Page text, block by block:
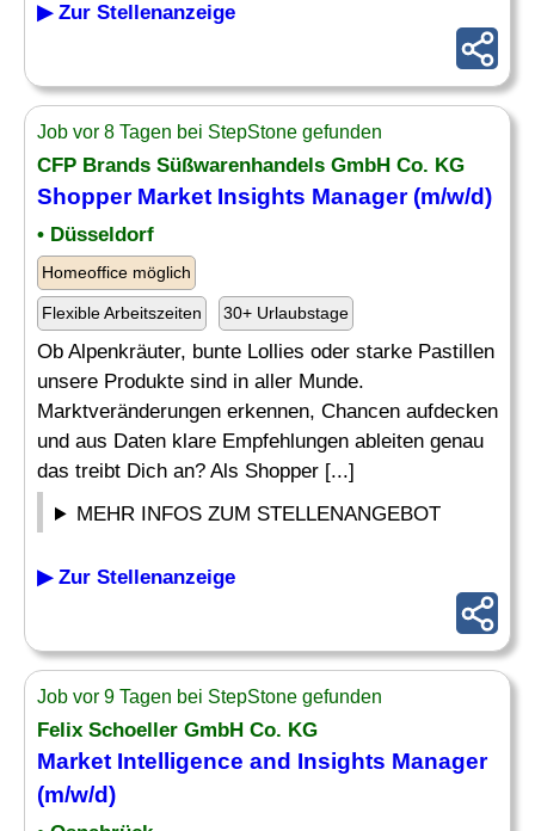
▶ Zur Stellenanzeige
Job vor 8 Tagen bei StepStone gefunden
CFP Brands Süßwarenhandels GmbH Co. KG
Shopper Market Insights Manager(m/w/d)
• Düsseldorf
Homeoffice möglich
Flexible Arbeitszeiten 30+ Urlaubstage
Ob Alpenkräuter, bunte Lollies oder starke Pastillen
unsere Produkte sind in aller Munde.
Marktveränderungen erkennen, Chancen aufdecken
und aus Daten klare Empfehlungen ableiten genau
das treibt Dich an? Als Shopper [...]
MEHR INFOS ZUM STELLENANGEBOT
▶ Zur Stellenanzeige
Job vor 9 Tagen bei StepStone gefunden
Felix Schoeller GmbH Co. KG
Market Intelligence and Insights Manager
(m/w/d)